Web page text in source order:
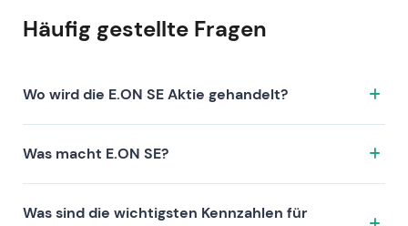
Häufig gestellte Fragen
Wo wird die E.ON SE Aktie gehandelt?
an der Börse XETRA gehandelt. ISIN: DE000ENAG999.
Was macht E.ON SE?
Investment-These auszeichnet:
Was sind die wichtigsten Kennzahlen für